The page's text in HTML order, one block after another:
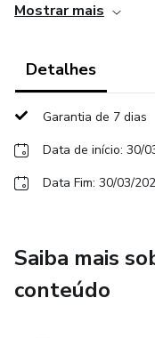
trocar uma ideia que
sempre,
também, assim
nível. Juntas!
“Este produto não
Mostrar mais
Detalhes
Garantia de 7 dias
Data de início: 30/
Data Fim: 30/03/
Saiba mais
conteúdo